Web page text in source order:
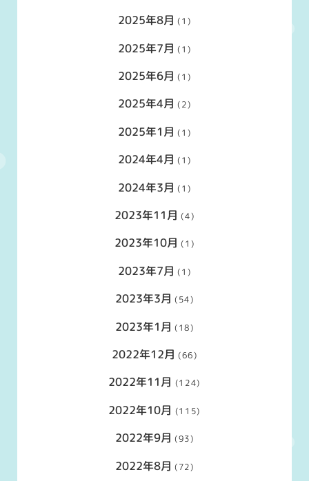
2025年8月 (1)
2025年7月 (1)
2025年6月 (1)
2025年4月 (2)
2025年1月 (1)
2024年4月 (1)
2024年3月 (1)
2023年11月 (4)
2023年10月 (1)
2023年7月 (1)
2023年3月 (54)
2023年1月 (18)
2022年12月 (66)
2022年11月 (124)
2022年10月 (115)
2022年9月 (93)
2022年8月 (72)